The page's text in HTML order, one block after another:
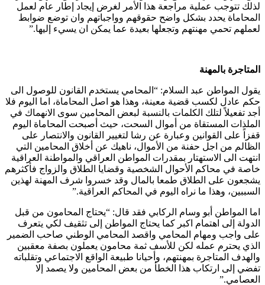
لذلك تتوجب عملية مراجعة هذا الأمر لغرض إيجاد إطار عام لعمل
المحاماة يحدد بشكل واضح حقوقهم وواجباتهم وان توضع ضوابط
لعملهم تحمي مهنتهم وتجعلها بعيدة عما يمكن ان يسيء إليها.”
المتاجرة بالمهنة
يقول المواطن عبد السلام: “المحامي يستخدم القانون للوصول الى
حكم عادل لكسب قضية معينة، وهذا هو اصل المحاماة، اما اليوم فلا
أجد تفعيلاً لتلك الكلمات بالنسبة لبعض المحامين سوى الانهماك في
الملذات المستقاة من أموال السحت، حيث أصبحت المحاماة اليوم
قفزاً على القوانين وعبارة عن رشا لتغيير القانون والانتصار على
الظالم من اجل حفنة من الأموال، ناهيك عن أخلاق المحامين التي
انتهت الى الاستهتار بمقدرات المواطن العراقي والمواطنة العراقية
خاصة في محاكم الأحوال الشخصية وقضايا الطلاق والزواج فأكثرهم
يشجعون على الطلاق طمعا بالمال وقد خسروا شرف المهنة لهذين
السببين، وهذا ما نراه اليوم في المحاكم العراقية.”
اما المواطن أبو وسام الركابي فقد قال: “يحتاج المحامون من قبل
الدولة إلى اهتمام اكبر كما يحتاج المواطن إلى تثقيف لكي يتعرف
على واجب ومهام المحامي واقصد المحامي الوطني صاحب الضمير
الذي يحترم عمله لكن للأسف ثمة محامون يعملون بصفة معقبين
والهدف المتاجرة بمهنتهم، وأحيانا طبيعة الواقع الاجتماعي وتقلباته
تفضي إلى ارتكاب هذا الخطأ من بعض المحامين ولا يصمد إلا
العصامي.”